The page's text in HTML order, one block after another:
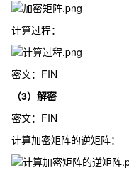
计算过程：
密文： FIN
（3）解密
密文： FIN
计算加密矩阵的逆矩阵：